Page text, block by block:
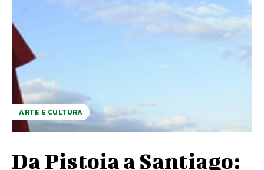
ARTE E CULTURA
Da Pistoia a Santiago: